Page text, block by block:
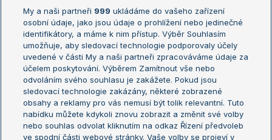
Žebříček ATP (muži)
Žebříček WTA (ženy)
Sázkařský žebříček
Australian Open
French Open
Wimbledon
US Open
Turnaj mistrů
Turnaj mistryň
Aktualní trendy
Fotbalové přestupy
My a naši partneři 999 ukládáme do vašeho zařízení
osobní údaje, jako jsou údaje o prohlížení nebo jedinečné
identifikátory, a máme k nim přístup. Výběr Souhlasím
umožňuje, aby sledovací technologie podporovaly účely
uvedené v části My a naši partneři zpracováváme údaje za
účelem poskytování. Výběrem Zamítnout vše nebo
odvoláním svého souhlasu je zakážete. Pokud jsou
sledovací technologie zakázány, některé zobrazené
obsahy a reklamy pro vás nemusí být tolik relevantní. Tuto
nabídku můžete kdykoli znovu zobrazit a změnit své volby
nebo souhlas odvolat kliknutím na odkaz Řízení předvoleb
ve spodní části webové stránky. Vaše volby se projeví v